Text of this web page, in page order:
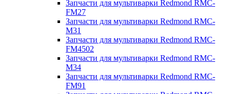
Запчасти для мультиварки Redmond RMC-
FM27
Запчасти для мультиварки Redmond RMC-
M31
Запчасти для мультиварки Redmond RMC-
FM4502
Запчасти для мультиварки Redmond RMC-
M34
Запчасти для мультиварки Redmond RMC-
FM91